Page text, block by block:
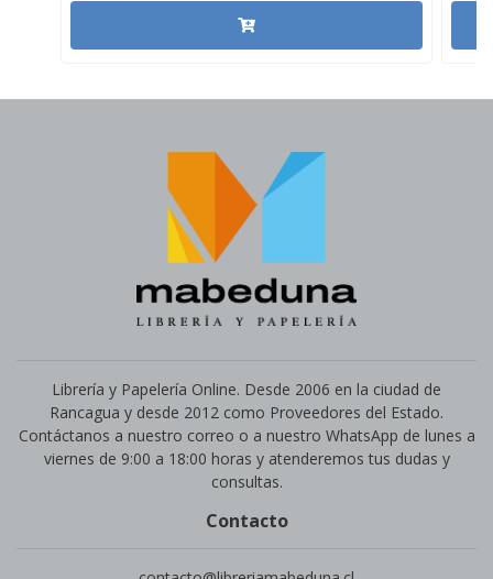
Librería y Papelería Online. Desde 2006 en la ciudad de
Rancagua y desde 2012 como Proveedores del Estado.
Contáctanos a nuestro correo o a nuestro WhatsApp de lunes a
viernes de 9:00 a 18:00 horas y atenderemos tus dudas y
consultas.
Contacto